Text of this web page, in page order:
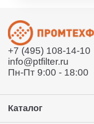
+7 (495) 108-14-10
info@ptfilter.ru
Пн-Пт 9:00 - 18:00
Каталог